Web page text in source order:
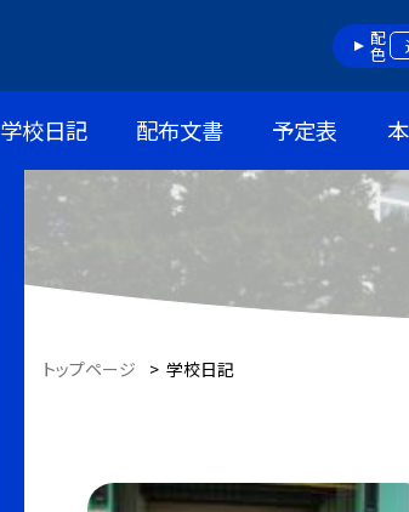
配色
学校日記 配布文書 予定表
トップページ > 学校日記